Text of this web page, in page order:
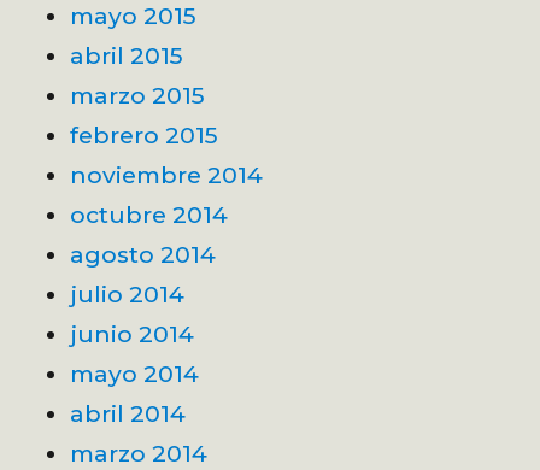
mayo 2015
abril 2015
marzo 2015
febrero 2015
noviembre 2014
octubre 2014
agosto 2014
julio 2014
junio 2014
mayo 2014
abril 2014
marzo 2014